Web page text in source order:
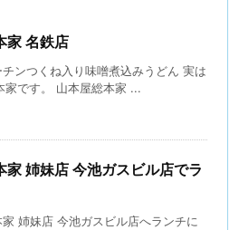
家 名鉄店
ンつくね入り味噌煮込みうどん 実は
家です。 山本屋総本家 ...
家 姉妹店 今池ガスビル店でラ
姉妹店 今池ガスビル店へランチに